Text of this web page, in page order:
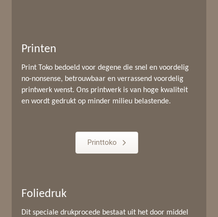
Printen
Print Toko bedoeld voor degene die snel en voordelig
no-nonsense, betrouwbaar en verrassend voordelig
printwerk wenst. Ons printwerk is van hoge kwaliteit
en wordt gedrukt op minder milieu belastende.
Printtoko
Foliedruk
Dit speciale drukprocede bestaat uit het door middel